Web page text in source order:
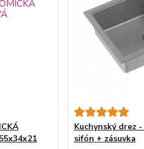
Kuchynský drez
sifón + zásuvka